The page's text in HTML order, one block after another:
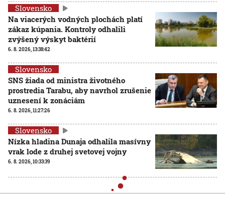
Slovensko
Na viacerých vodných plochách platí
zákaz kúpania. Kontroly odhalili
zvýšený výskyt baktérií
6. 8. 2026, 13:38:42
Slovensko
SNS žiada od ministra životného
prostredia Tarabu, aby navrhol zrušenie
uznesení k zonáciám
6. 8. 2026, 11:27:26
Slovensko
Nízka hladina Dunaja odhalila masívny
vrak lode z druhej svetovej vojny
6. 8. 2026, 10:33:39
Po horúčavách hrozia búrky: V desiatich okresoch večer,